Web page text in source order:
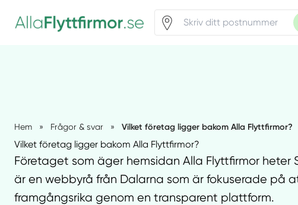
Hem » Frågor & svar » Vilket företag ligger bakom Alla Flyttfirmor?
Vilket företag ligger bakom Alla Flyttfirmor?
Företaget som äger hemsidan Alla Flyttfirmor heter
är en webbyrå från Dalarna som är fokuserade på
framgångsrika genom en transparent plattform.